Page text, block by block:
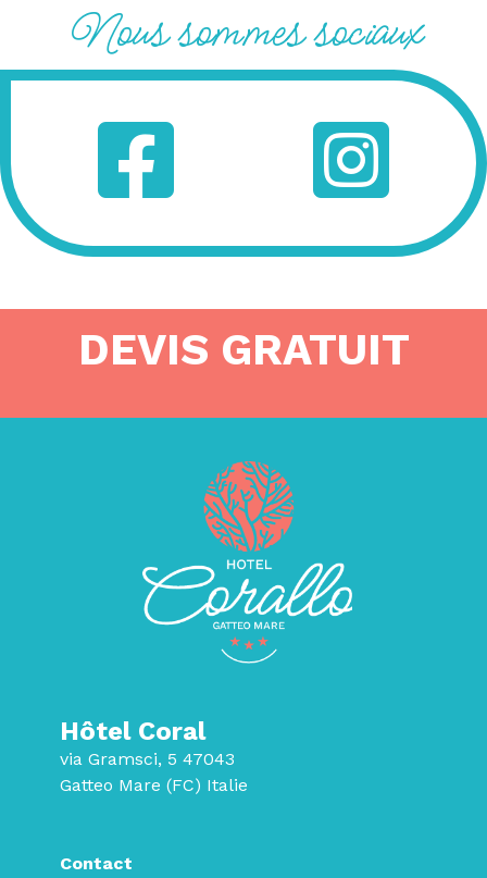
Nous sommes sociaux
Hôtel Coral
via Gramsci, 5 47043
Gatteo Mare (FC) Italie
Contact
DEVIS GRATUIT